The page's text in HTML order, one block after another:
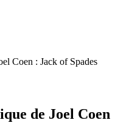
Coen : Jack of Spades
de Joel Coen